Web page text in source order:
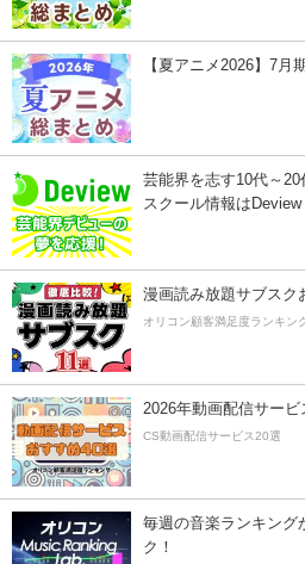
【夏アニメ2026】7月
芸能界を志す10代～20
スクール情報はDeview
漫画読み放題サブスク
オリコン顧客満足度ランキン
2026年動画配信サービ
CS動画配信サービス20選
毎週の音楽ランキング
ク！